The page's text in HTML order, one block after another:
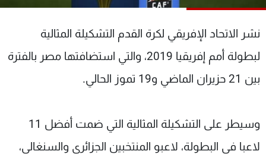
نشر الاتحاد الإفريقي لكرة القدم التشكيلة المثالية
لبطولة أمم إفريقيا 2019، والتي استضافتها مصر بالفترة
بين 21 حزيران الماضي و19 تموز الحالي.
وسيطر على التشكيلة المثالية التي ضمت أفضل 11
لاعبا في البطولة، لاعبو المنتخبين الجزائري والسنغالي،
جدول البرامج
شاهد البرامج
الترددات
عن MTV
وظائف
سياسة الخصوصية